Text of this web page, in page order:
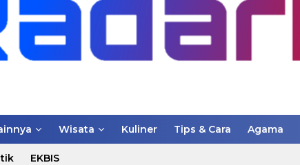
Wisata Kuliner Tips & Cara Agama
EKBIS